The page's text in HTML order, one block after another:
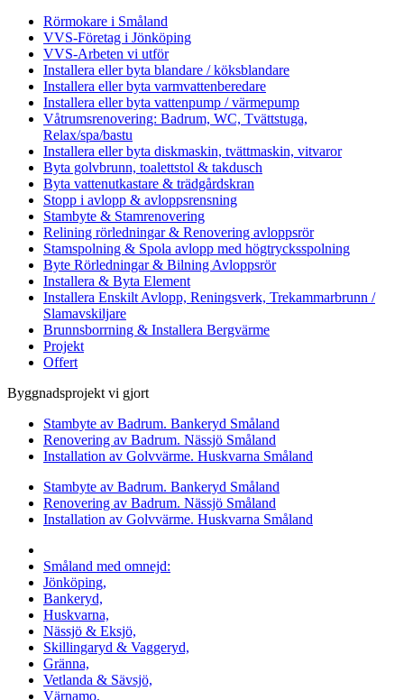
Rörmokare i Småland
VVS-Företag i Jönköping
VVS-Arbeten vi utför
Installera eller byta blandare / köksblandare
Installera eller byta varmvattenberedare
Installera eller byta vattenpump / värmepump
Våtrumsrenovering: Badrum, WC, Tvättstuga,
Relax/spa/bastu
Installera eller byta diskmaskin, tvättmaskin, vitvaror
Byta golvbrunn, toalettstol & takdusch
Byta vattenutkastare & trädgårdskran
Stopp i avlopp & avloppsrensning
Stambyte & Stamrenovering
Relining rörledningar & Renovering avloppsrör
Stamspolning & Spola avlopp med högtrycksspolning
Byte Rörledningar & Bilning Avloppsrör
Installera & Byta Element
Installera Enskilt Avlopp, Reningsverk, Trekammarbrunn /
Slamavskiljare
Brunnsborrning & Installera Bergvärme
Projekt
Offert
Byggnadsprojekt vi gjort
Stambyte av Badrum. Bankeryd Småland
Renovering av Badrum. Nässjö Småland
Installation av Golvvärme. Huskvarna Småland
Stambyte av Badrum. Bankeryd Småland
Renovering av Badrum. Nässjö Småland
Installation av Golvvärme. Huskvarna Småland
Småland med omnejd:
Jönköping,
Bankeryd,
Huskvarna,
Nässjö & Eksjö,
Skillingaryd & Vaggeryd,
Gränna,
Vetlanda & Sävsjö,
Värnamo,